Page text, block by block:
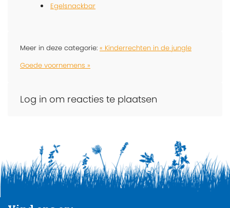
Egelsnackbar
Meer in deze categorie: « Kinderrechten in de jungle
Goede voornemens »
Log in om reacties te plaatsen